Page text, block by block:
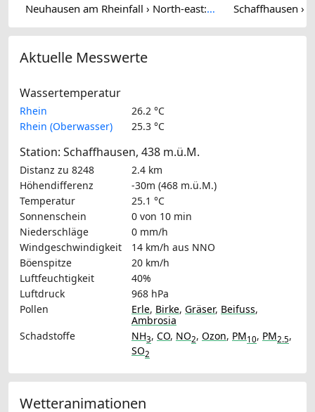
Neuhausen am Rheinfall › North-east: Schaffhausen, Schweiz: Nordost (Flurlingen/ Schaffhausen)
Aktuelle Messwerte
Wassertemperatur
Rhein
26.2 °C
Rhein (Oberwasser)
25.3 °C
Station: Schaffhausen, 438 m.ü.M.
Distanz zu 8248
2.4 km
Höhendifferenz
-30m (468 m.ü.M.)
Temperatur
25.1 °C
Sonnenschein
0 von 10 min
Niederschläge
0 mm/h
Windgeschwindigkeit
14 km/h aus NNO
Böenspitze
20 km/h
Luftfeuchtigkeit
40%
Luftdruck
968 hPa
Pollen
Erle, Birke, Gräser, Beifuss,
Ambrosia
Schadstoffe
NH3, CO, NO2, Ozon, PM10, PM2.5,
SO2
Wetteranimationen